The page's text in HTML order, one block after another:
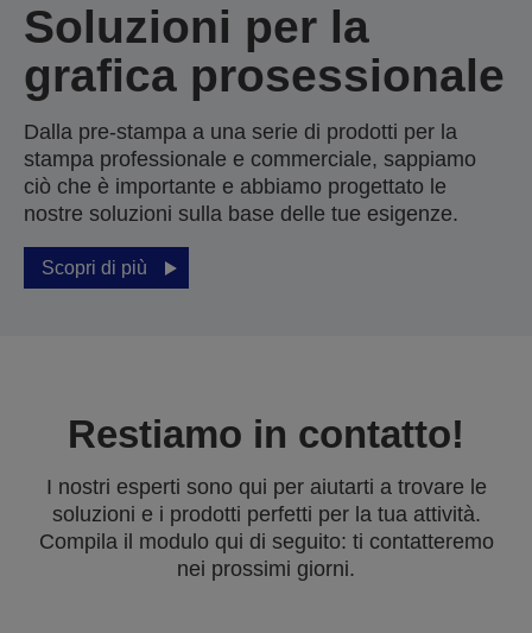
Soluzioni per la
grafica prosessionale
Dalla pre-stampa a una serie di prodotti per la
stampa professionale e commerciale, sappiamo
ciò che è importante e abbiamo progettato le
nostre soluzioni sulla base delle tue esigenze.
Scopri di più
Restiamo in contatto!
I nostri esperti sono qui per aiutarti a trovare le
soluzioni e i prodotti perfetti per la tua attività.
Compila il modulo qui di seguito: ti contatteremo
nei prossimi giorni.